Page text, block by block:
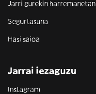
Jarri gurekin harremanetan
Segurtasuna
Hasi saioa
Jarrai iezaguzu
Instagram